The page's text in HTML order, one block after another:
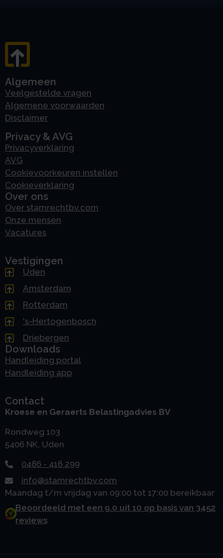
Algemeen
Veelgestelde vragen
Algemene voorwaarden
Disclaimer
Privacy & AVG
Privacyverklaring
AVG
Cookievoorkeuren instellen
Cookieverklaring
Over ons
Over stamrechtbv.com
Onze mensen
Vacatures
Vestigingen
Uden
Amsterdam
Rotterdam
's-Hertogenbosch
Driebergen
Downloads
Handleiding portal
Handleiding app
Contact
Kroese en Geraerts Belastingadvies BV
Rondweg 103
5406 NK, Uden
0486 - 416 299
info@stamrechtbv.com
Maandag t/m vrijdag van 09:00 tot 17:00 bereikbaar
Beoordeeld met een 9.0 uit 10 op basis van 3452
reviews